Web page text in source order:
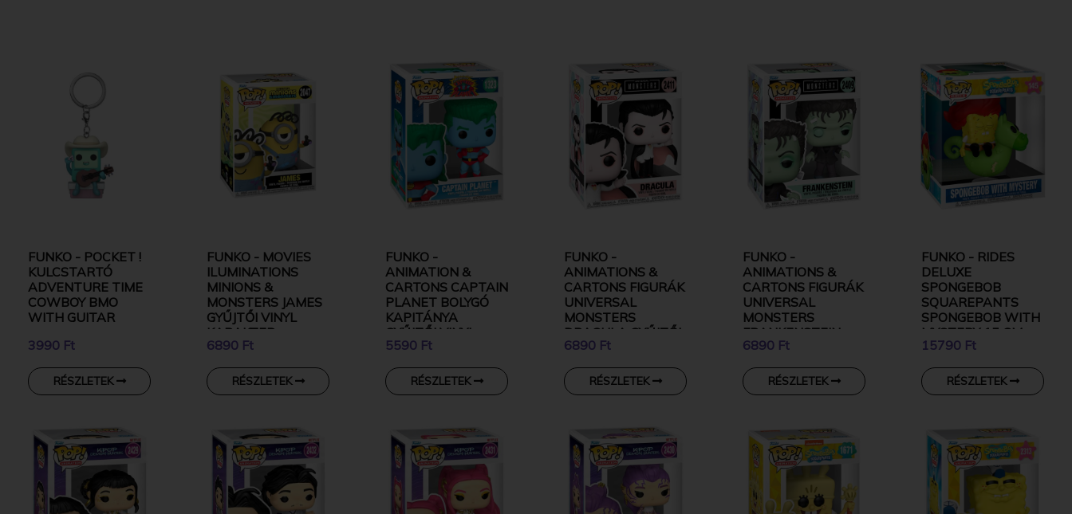
FUNKO - POCKET !
KULCSTARTÓ
ADVENTURE TIME
COWBOY BMO
WITH GUITAR
3990 Ft
RÉSZLETEK
FUNKO - MOVIES
ILUMINATIONS
MINIONS &
MONSTERS JAMES
GYŰJTŐI VINYL
KARAKTER
6890 Ft
RÉSZLETEK
FUNKO -
ANIMATION &
CARTONS CAPTAIN
PLANET BOLYGÓ
KAPITÁNYA
GYŰJTŐI VINYL
KARAKTER
5590 Ft
RÉSZLETEK
FUNKO -
ANIMATIONS &
CARTONS FIGURÁK
UNIVERSAL
MONSTERS
DRACULA GYŰJTŐI
VINYL KARAKTER
6890 Ft
RÉSZLETEK
FUNKO -
ANIMATIONS &
CARTONS FIGURÁK
UNIVERSAL
MONSTERS
FRANKENSTEIN
GYŰJTŐI VINYL
6890 Ft
RÉSZLETEK
FUNKO - RIDES
DELUXE
SPONGEBOB
SQUAREPANTS
SPONGEBOB WITH
MYSTERY 15 CM
GYŰJTŐI VINYL
15790 Ft
RÉSZLETEK